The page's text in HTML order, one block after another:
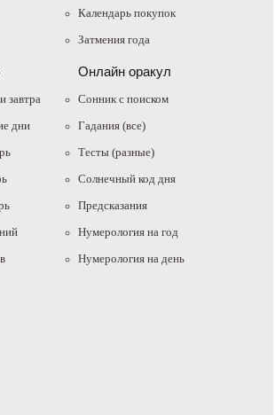
Календарь покупок
Затмения года
завтра
дни
Онлайн оракул
Cонник с поиском
Гадания (все)
Тесты (разные)
Солнечный код дня
Предсказания
Нумерология на год
Нумерология на день